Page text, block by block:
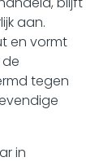
aan.
en vormt
tegen
in